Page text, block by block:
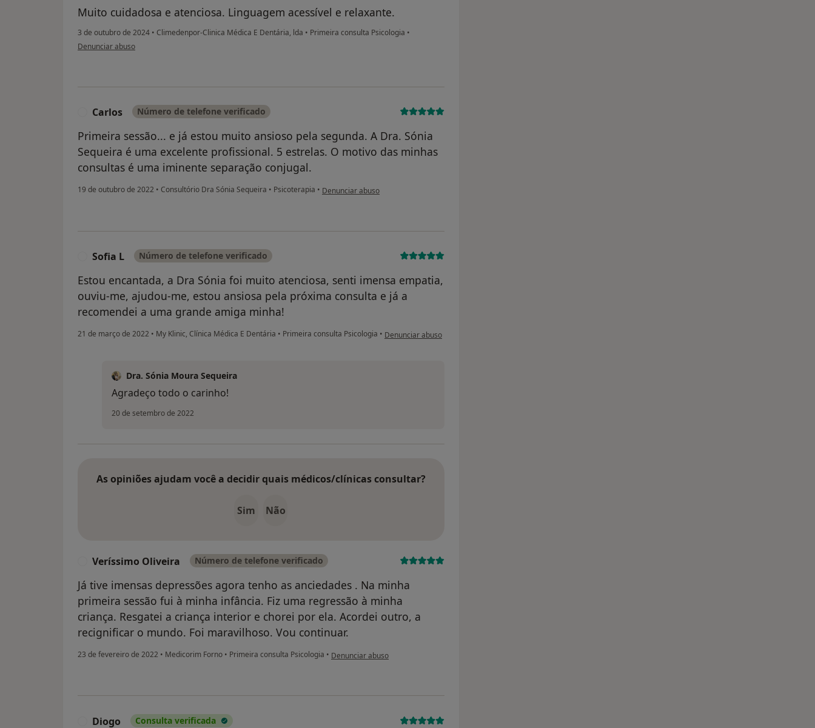
Muito cuidadosa e atenciosa. Linguagem acessível e relaxante.
3 de outubro de 2024 • Climedenpor-Clinica Médica E Dentária, lda • Primeira consulta Psicologia •
na opinião do utilizador R.P
Denunciar abuso
Carlos Número de telefone verificado
Primeira sessão... e já estou muito ansioso pela segunda. A Dra. Sónia
Sequeira é uma excelente profissional. 5 estrelas. O motivo das minhas
consultas é uma iminente separação conjugal.
19 de outubro de 2022 • Consultório Dra Sónia Sequeira • Psicoterapia • na opinião do utilizador Carlos
Denunciar abuso
Sofia L Número de telefone verificado
Estou encantada, a Dra Sónia foi muito atenciosa, senti imensa empatia,
ouviu-me, ajudou-me, estou ansiosa pela próxima consulta e já a
recomendei a uma grande amiga minha!
21 de março de 2022 • My Klinic, Clínica Médica E Dentária • Primeira consulta Psicologia • na opinião do utilizador Sofia L
Denunciar abuso
Dra. Sónia Moura Sequeira
Agradeço todo o carinho!
20 de setembro de 2022
As opiniões ajudam você a decidir quais médicos/clínicas consultar?
Sim Não
Veríssimo Oliveira Número de telefone verificado
Já tive imensas depressões agora tenho as anciedades . Na minha
primeira sessão fui à minha infância. Fiz uma regressão à minha
criança. Resgatei a criança interior e chorei por ela. Acordei outro, a
recignificar o mundo. Foi maravilhoso. Vou continuar.
23 de fevereiro de 2022 • Medicorim Forno • Primeira consulta Psicologia • na opinião do utilizador Veríssimo Oliveira
Denunciar abuso
Diogo Consulta verificada